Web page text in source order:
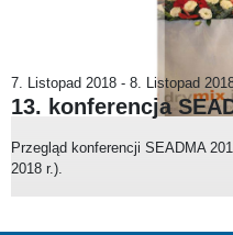
7. Listopad 2018 - 8. Listopad
13. konferencja
Przegląd konferencji SEADMA
2018 r.).